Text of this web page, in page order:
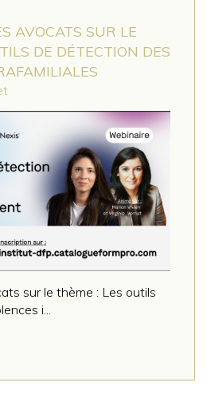
AVOCATS SUR LE
DE DÉTECTION DES
sur le thème : Les outils
i...